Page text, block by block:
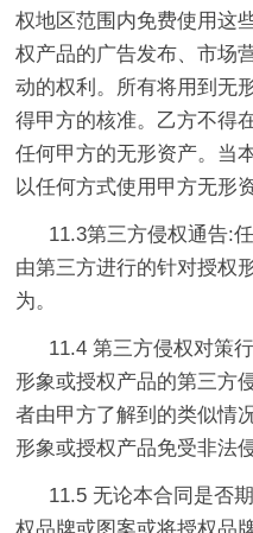
权地区范围内免费使用这
权产品的广告发布、市场
动的权利。所有将用到无
得甲方的核准。乙方不得
任何甲方的无形资产。当
以任何方式使用甲方无形
11.3第三方侵权通告:
由第三方进行的针对授权
为。
11.4 第三方侵权对策
形象或授权产品的第三方
者由甲方了解到的类似情
形象或授权产品免受非法
11.5 无论本合同是否